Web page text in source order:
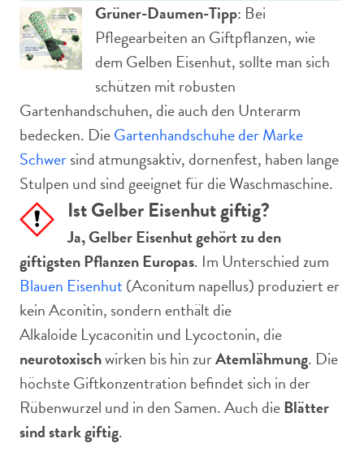
Grüner-Daumen-Tipp: Bei
Pflegearbeiten an Giftpflanzen, wie
dem Gelben Eisenhut, sollte man sich
schützen mit robusten
Gartenhandschuhen, die auch den Unterarm
bedecken. DieGartenhandschuhe der Marke
Schwersind atmungsaktiv, dornenfest, haben lange
Stulpen und sind geeignet für die Waschmaschine.
Ist Gelber Eisenhut giftig?
Ja, Gelber Eisenhut gehört zu den
giftigsten Pflanzen Europas. Im Unterschied zum
Blauen Eisenhut(Aconitum napellus) produziert er
kein Aconitin, sondern enthält die
Alkaloide Lycaconitin und Lycoctonin, die
neurotoxischwirken bis hin zurAtemlähmung. Die
höchste Giftkonzentration befindet sich in der
Rübenwurzel und in den Samen. Auch dieBlätter
sind stark giftig.